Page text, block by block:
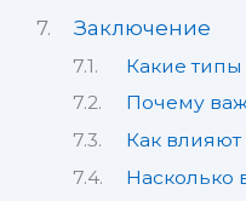
Заключение
Какие
Почему
Как
Насколько